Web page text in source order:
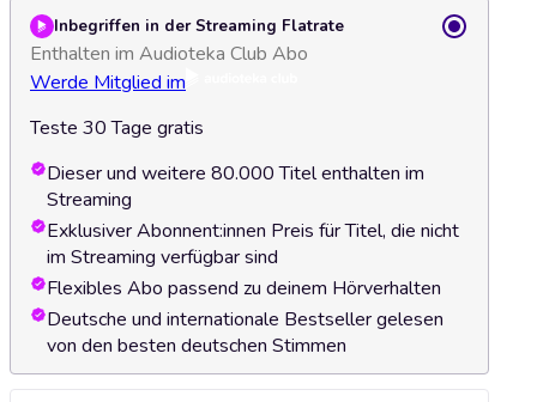
Inbegriffen in der Streaming Flatrate
Enthalten im Audioteka Club Abo
Werde Mitglied im
Teste 30 Tage gratis
Dieser und weitere 80.000 Titel enthalten im
Streaming
Exklusiver Abonnent:innen Preis für Titel, die nicht
im Streaming verfügbar sind
Flexibles Abo passend zu deinem Hörverhalten
Deutsche und internationale Bestseller gelesen
von den besten deutschen Stimmen